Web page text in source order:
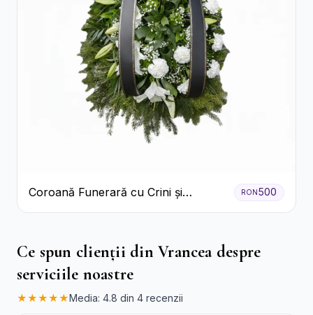
Coroană Funerară cu Crini și
Garoafe Albe
RON500
Ce spun clienții din Vrancea despre
serviciile noastre
★★★★★Media: 4.8 din 4 recenzii